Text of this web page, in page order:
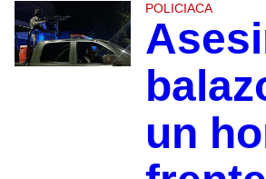
POLICIACA
un